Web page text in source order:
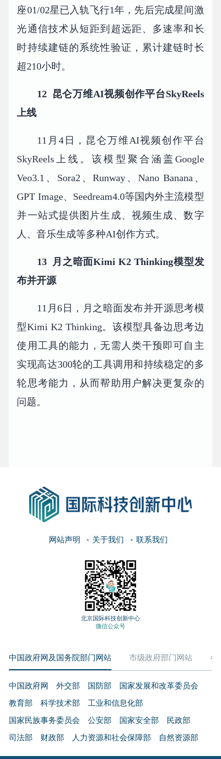
座01/02星已入轨飞行1年，先后完成星间激
光通信技术从短距到超远距、多速率和长
时持续建链的系统性验证，累计建链时长
超210小时。
12 昆仑万维AI视频创作平台SkyReels
上线
11月4日，昆仑万维AI视频创作平台
SkyReels上线。该模型聚合涵盖Google
Veo3.1、Sora2、Runway、Nano Banana、
GPT Image、Seedream4.0等国内外主流模型
并一站式提供图片生成、视频生成、数字
人、音乐生成等多种AI创作方式。
13 月之暗面Kimi K2 Thinking模型发
布并开源
11月6日，月之暗面发布并开源思考模
型Kimi K2 Thinking。该模型具备边思考边
使用工具的能力，无需人类干预即可自主
实现高达300轮的工具调用和持续稳定的多
轮思考能力，从而帮助用户解决更复杂的
问题。
网站声明 关于我们 联系我们
北京国际科技创新中心
微信公众号
中国政府网及国务院部门网站 市级政府部门网站 各
中国政府网 外交部 国防部 国家发展和改革委员会
教育部 科学技术部 工业和信息化部
国家民族事务委员会 公安部 国家安全部 民政部
司法部 财政部 人力资源和社会保障部 自然资源部
生态环境部 住房和城乡建设部 交通运输部 水利部